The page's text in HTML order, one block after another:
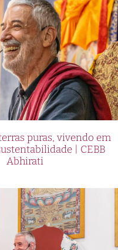
puras, vivendo em
| CEBB
Abhirati